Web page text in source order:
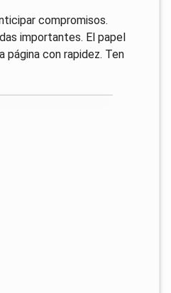
compromisos.
importantes. El papel
página con rapidez. Ten